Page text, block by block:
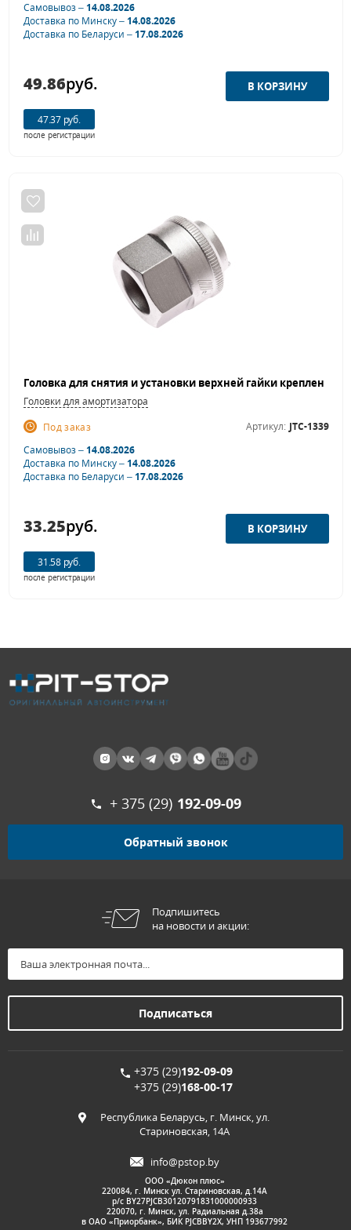
Самовывоз –14.08.2026
Доставка по Минску –14.08.2026
Доставка по Беларуси –17.08.2026
49.86руб.
47.37 руб.
после регистрации
Головки для амортизатора
Под заказ
Артикул: JTC-1339
Самовывоз –14.08.2026
Доставка по Минску –14.08.2026
Доставка по Беларуси –17.08.2026
33.25руб.
31.58 руб.
после регистрации
+ 375 (29) 192-09-09
Обратный звонок
Подпишитесь
на новости и акции:
+375 (29)192-09-09
+375 (29)168-00-17
Республика Беларусь, г. Минск, ул.
Стариновская, 14А
info@pstop.by
ООО «Дюкон плюс»
220084, г. Минск ул. Стариновская, д.14А
р/с BY27PJCB30120791831000000933
220070, г. Минск, ул. Радиальная д.38а
в ОАО «Приорбанк», БИК PJCBBY2X, УНП 193677992